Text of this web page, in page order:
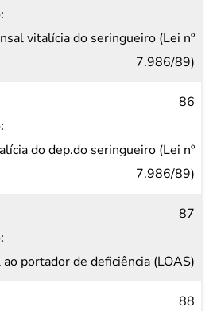
vitalícia do seringueiro (Lei nº
7.986/89)
86
do dep.do seringueiro (Lei nº
7.986/89)
87
portador de deficiência (LOAS)
88